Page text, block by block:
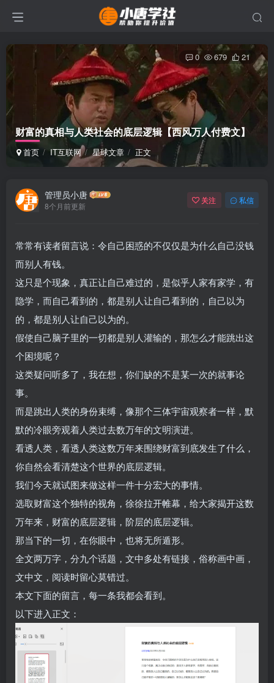
财富的真相与人类社会的底层逻辑【西风万人付费文】
首页 IT互联网 星球文章 正文
0 679 21
管理员小唐
8个月前更新
关注 私信
常常有读者留言说：令自己困惑的不仅仅是为什么自己没钱
而别人有钱。
这只是个现象，真正让自己难过的，是似乎人家有家学，有
隐学，而自己看到的， 都是别人让自己看到的，自己以为
的，都是别人让自己以为的。
假使自己脑子里的一切都是别人灌输的，那怎么才能跳出这
个困境呢？
这类疑问听多了，我在想，你们缺的不是某一次的就事论
事。
而是跳出人类的身份束缚，像那个三体宇宙观察者一样，默
默的冷眼旁观着人类过去数万年的文明演进。
看透人类，看透人类这数万年来围绕财富到底发生了什么，
你自然会看清楚这个世界的底层逻辑。
我们今天就试图来做这样一件十分宏大的事情。
选取财富这个独特的视角，徐徐拉开帷幕，给大家揭开这数
万年来，财富的底层逻辑，阶层的底层逻辑。
那当下的一切，在你眼中，也将无所遁形。
全文两万字，分九个话题，文中多处有链接，俗称画中画，
文中文，阅读时留心莫错过。
本文下面的留言，每一条我都会看到。
以下进入正文：